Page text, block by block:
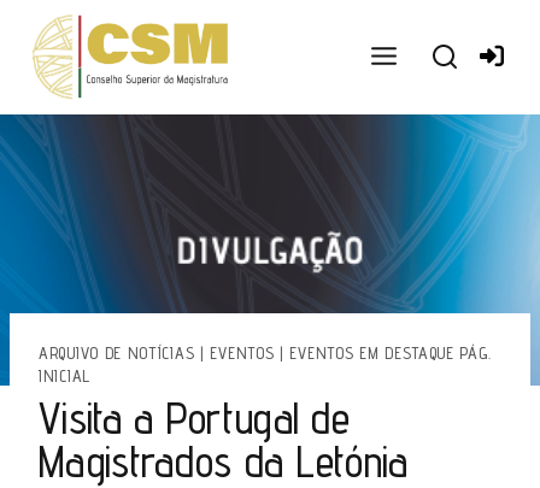
conteúdo
ARQUIVO DE NOTÍCIAS | EVENTOS | EVENTOS EM DESTAQUE PÁG.
INICIAL
Visita a Portugal de
Magistrados da Letónia